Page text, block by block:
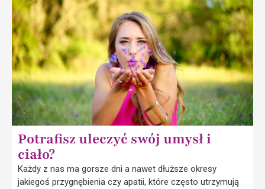
Potrafisz uleczyć swój umysł i
ciało?
Każdy z nas ma gorsze dni a nawet dłuższe okresy
jakiegoś przygnębienia czy apatii, które często utrzymują